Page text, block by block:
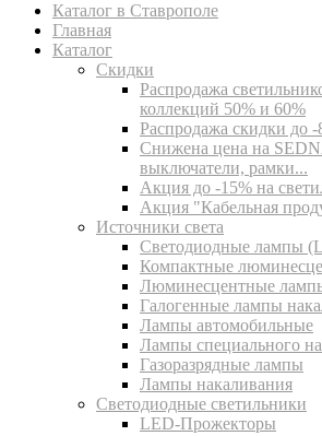
Каталог в Ставрополе
Главная
Каталог
Скидки
Распродажа
коллекций 50% и 60%
Распродажа скидки до -
Cнижена цена на
выключатели, рамки...
Акция до -15% на
Акция "Кабельная
Источники света
Светодиодные лампы
Компактные
Люминесцентные
Галогенные лампы
Лампы автомобильные
Лампы специального
Газоразрядные лампы
Лампы накаливания
Светодиодные светильники
LED-Прожекторы